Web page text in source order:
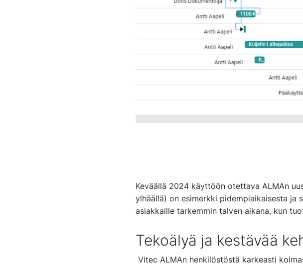
Keväällä 2024 käyttöön otettava ALMAn
ylhäällä) on esimerkki pidempiaikaisesta ja
asiakkaille tarkemmin talven aikana, kun
Tekoälyä ja kestävää
Vitec ALMAn henkilöstöstä karkeasti